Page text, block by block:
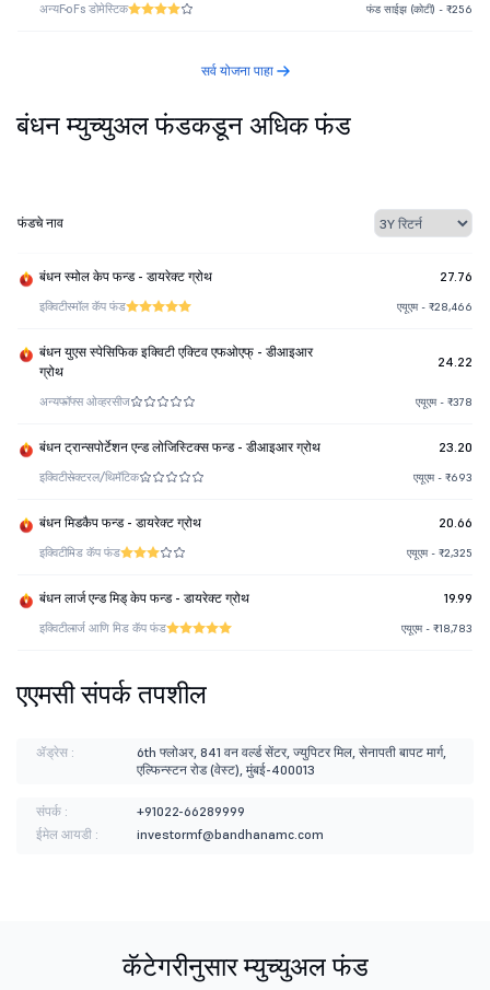
अन्यFoFs डोमेस्टिक फंड साईझ (कोटी) - ₹256
सर्व योजना पाहा
बंधन म्युच्युअल फंडकडून अधिक फंड
फंडचे नाव
बंधन स्मोल केप फन्ड - डायरेक्ट ग्रोथ 27.76
इक्विटीस्मॉल कॅप फंड एयूएम - ₹28,466
बंधन युएस स्पेसिफिक इक्विटी एक्टिव एफओएफ् - डीआइआर
ग्रोथ
24.22
अन्यफॉफ्स ओव्हरसीज एयूएम - ₹378
बंधन ट्रान्सपोर्टेशन एन्ड लोजिस्टिक्स फन्ड - डीआइआर ग्रोथ 23.20
इक्विटीसेक्टरल/थिमॅटिक एयूएम - ₹693
बंधन मिडकैप फन्ड - डायरेक्ट ग्रोथ 20.66
इक्विटीमिड कॅप फंड एयूएम - ₹2,325
बंधन लार्ज एन्ड मिड् केप फन्ड - डायरेक्ट ग्रोथ 19.99
इक्विटीलार्ज आणि मिड कॅप फंड एयूएम - ₹18,783
एएमसी संपर्क तपशील
ॲड्रेस :
6th फ्लोअर, 841 वन वर्ल्ड सेंटर, ज्युपिटर मिल, सेनापती बापट मार्ग,
एल्फिन्स्टन रोड (वेस्ट), मुंबई-400013
संपर्क :
+91022-66289999
ईमेल आयडी :
investormf@bandhanamc.com
कॅटेगरीनुसार म्युच्युअल फंड